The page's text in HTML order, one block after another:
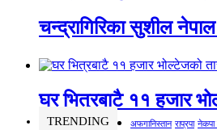
चन्द्रागिरिका सुशील
घर भित्रबाटै ११ हजार
TRENDING अफगानिस्तान राप्रपा नेकपा